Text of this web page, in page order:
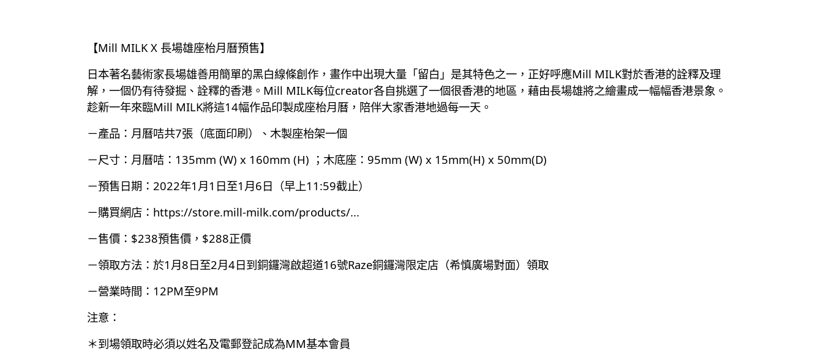
【Mill MILK X 長場雄座枱月曆預售】
日本著名藝術家長場雄善用簡單的黑白線條創作，畫作中出現大量「留白」是其特色之一，正好呼應Mill MILK對於香港的詮釋及理
解，一個仍有待發掘、詮釋的香港。Mill MILK每位creator各自挑選了一個很香港的地區，藉由長場雄將之繪畫成一幅幅香港景象。
趁新一年來臨Mill MILK將這14幅作品印製成座枱月曆，陪伴大家香港地過每一天。
－產品：月曆咭共7張（底面印刷）、木製座枱架一個
－尺寸：月曆咭：135mm (W) x 160mm (H) ；木底座：95mm (W) x 15mm(H) x 50mm(D)
－預售日期：2022年1月1日至1月6日（早上11:59截止）
－購買網店： https://store.mill-milk.com/products/...
－售價：$238預售價，$288正價
－領取方法：於1月8日至2月4日到銅鑼灣啟超道16號Raze銅鑼灣限定店（希慎廣場對面）領取
－營業時間：12PM至9PM
注意：
＊到場領取時必須以姓名及電郵登記成為MM基本會員